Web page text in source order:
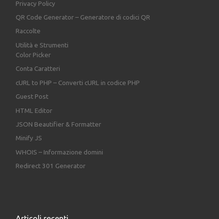
Privacy Policy
QR Code Generator – Generatore di codici QR
Raccolte
Utilità e Strumenti
Color Picker
Conta Caratteri
cURL to PHP – Converti cURL in codice PHP
Guest Post
HTML Editor
JSON Beautifier & Formatter
Minify JS
WHOIS – Informazione domini
Redirect 301 Generator